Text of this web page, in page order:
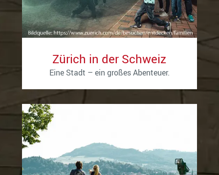
Zürich in der Schweiz
Eine Stadt – ein großes Abenteuer.